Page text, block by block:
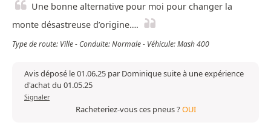
Une bonne alternative pour moi pour changer la
monte désastreuse d’origine….
Type de route: Ville - Conduite: Normale - Véhicule: Mash 400
Avis déposé le 01.06.25 par Dominique suite à une expérience
d'achat du 01.05.25
Signaler
Racheteriez-vous ces pneus ?OUI